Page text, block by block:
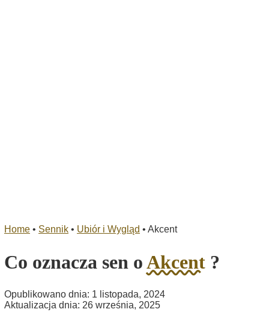
Home • Sennik • Ubiór i Wygląd • Akcent
Co oznacza sen oAkcent ?
Opublikowano dnia: 1 listopada, 2024
Aktualizacja dnia: 26 września, 2025